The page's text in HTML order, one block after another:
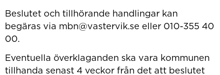
Beslutet och tillhörande handlingar kan
begäras via mbn@vastervik.se eller 010-355 40
00.
Eventuella överklaganden ska vara kommunen
tillhanda senast 4 veckor från det att beslutet